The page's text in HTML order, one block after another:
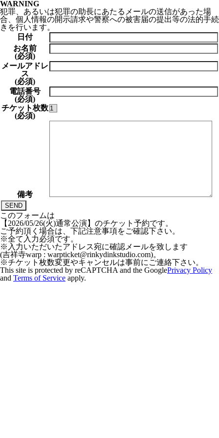
WARNING
犯罪、あるいは犯罪の助長にあたる メールの送信があった場
合、 個人情報の開示請求や警察への被害届の提出等の法的手続
きを行います。
日付
お名前
(必須)
メールアドレ
ス
(必須)
電話番号
(必須)
チケット枚数
(必須)
備考
このフォームは
【2026/05/26(火)通常公演】 のチケット予約です。
ご予約頂く場合は、下記注意事項をご確認下さい。
※全て入力必須です。
※入力いただいたアドレス宛に確認メールを致します
(吉祥寺warp : warpticket@rinkydinkstudio.com)。
※チケット枚数変更やキャンセルは事前にご連絡下さい。
This site is protected by reCAPTCHA and the GooglePrivacy Policy
and Terms of Service apply.